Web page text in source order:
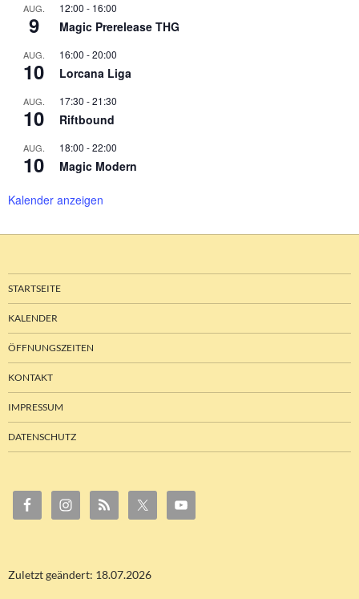
AUG.
9
12:00 - 16:00
Magic Prerelease THG
AUG.
10
16:00 -20:00
Lorcana Liga
AUG.
10
17:30 -21:30
Riftbound
AUG.
10
18:00 -22:00
Magic Modern
Kalender anzeigen
STARTSEITE
KALENDER
ÖFFNUNGSZEITEN
KONTAKT
IMPRESSUM
DATENSCHUTZ
Zuletzt geändert: 18.07.2026